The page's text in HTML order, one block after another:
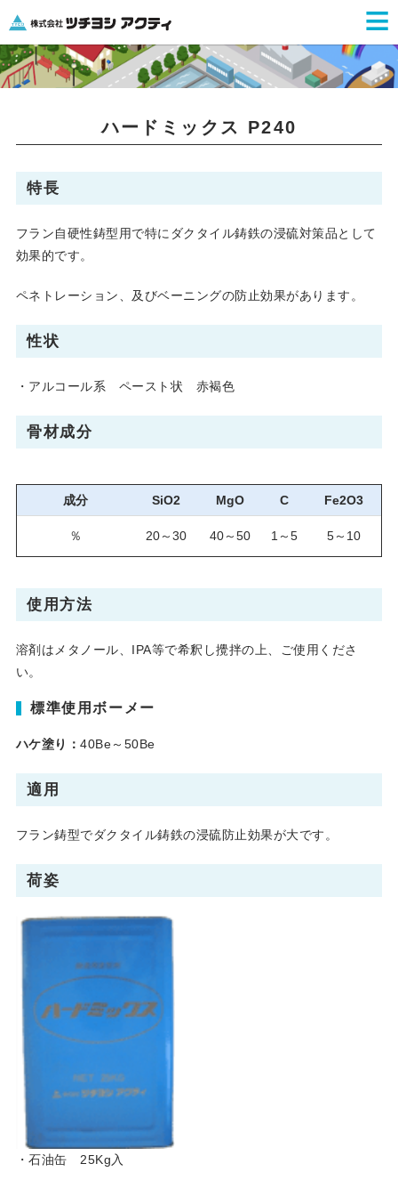
≡
ハードミックス P240
特長
フラン自硬性鋳型用で特にダクタイル鋳鉄の浸硫対策品として
効果的です。
ペネトレーション、及びベーニングの防止効果があります。
性状
・アルコール系 ペースト状 赤褐色
骨材成分
成分 SiO2 MgO C Fe2O3
％ 20～30 40～50 1～5 5～10
使用方法
溶剤はメタノール、IPA等で希釈し攪拌の上、ご使用くださ
い。
標準使用ボーメー
ハケ塗り：40Be～50Be
適用
フラン鋳型でダクタイル鋳鉄の浸硫防止効果が大です。
荷姿
・石油缶 25Kg入